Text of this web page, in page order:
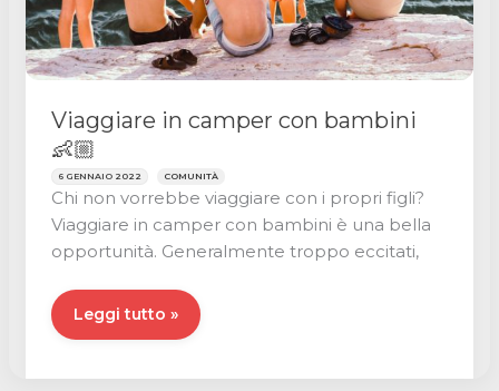
Viaggiare in camper con bambini
👶🏼
6 GENNAIO 2022 COMUNITÀ
Chi non vorrebbe viaggiare con i propri figli?
Viaggiare in camper con bambini è una bella
opportunità. Generalmente troppo eccitati,
Viaggiare
in
Leggi tutto »